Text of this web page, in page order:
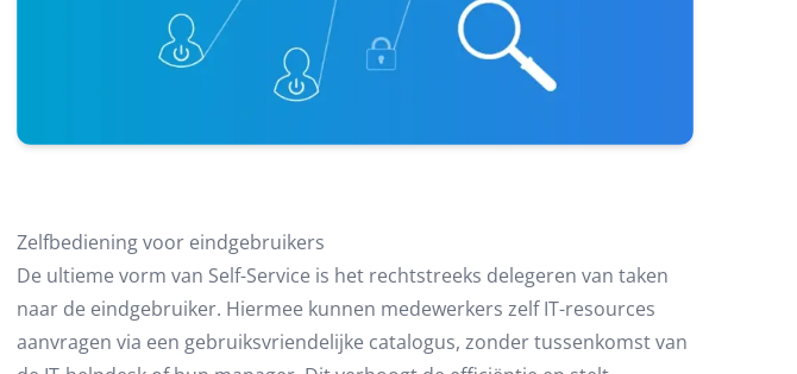
Zelfbediening voor eindgebruikers
De ultieme vorm van Self-Service is het rechtstreeks delegeren van taken
naar de eindgebruiker. Hiermee kunnen medewerkers zelf IT-resources
aanvragen via een gebruiksvriendelijke catalogus, zonder tussenkomst van